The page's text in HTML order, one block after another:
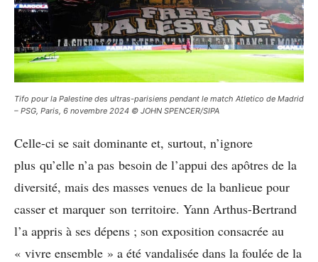
Tifo pour la Palestine des ultras-parisiens pendant le match Atletico de Madrid
– PSG, Paris, 6 novembre 2024 © JOHN SPENCER/SIPA
Celle-ci se sait dominante et, surtout, n’ignore
plus qu’elle n’a pas besoin de l’appui des apôtres de la
diversité, mais des masses venues de la banlieue pour
casser et marquer son territoire. Yann Arthus-Bertrand
l’a appris à ses dépens ; son exposition consacrée au
« vivre ensemble » a été vandalisée dans la foulée de la